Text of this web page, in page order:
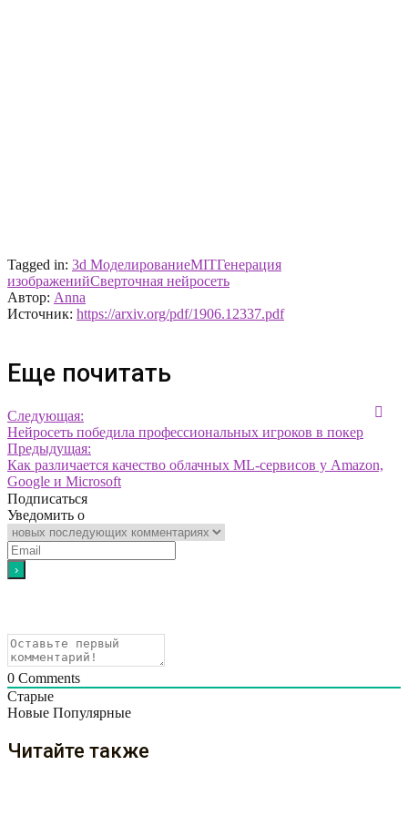
Tagged in: 3d МоделированиеMITГенерация
изображенийСверточная нейросеть
Автор: Anna
Источник: https://arxiv.org/pdf/1906.12337.pdf
Еще почитать
Следующая:
Нейросеть победила профессиональных игроков в покер
Предыдущая:
Как различается качество облачных ML-сервисов у Amazon,
Google и Microsoft
Подписаться
Уведомить о
0 Comments
Старые
Новые Популярные
Читайте также